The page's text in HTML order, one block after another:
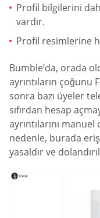
Profil bilgilerini
vardır.
Profil resimlerine
Bumble’da, orada
ayrıntıların çoğunu
sonra bazı üyeler
sıfırdan hesap
ayrıntılarını
nedenle, burada
yasaldır ve